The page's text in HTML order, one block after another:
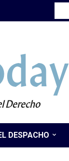
Derecho
DESPACHO